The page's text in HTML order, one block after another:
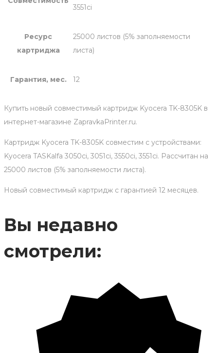
3551ci
Ресурс
картриджа
25000 листов (5% заполняемости
листа)
Гарантия, мес. 12
Купить новый совместимый картридж Kyocera TK-8305K в
интернет-магазине ZapravkaPrinter.ru.
Картридж Kyocera TK-8305K совместим с устройствами:
Kyocera TASKalfa 3050ci, 3051ci, 3550ci, 3551ci. Рассчитан на
25000 листов (5% заполняемости листа).
Новый совместимый картридж с гарантией 12 месяцев.
Вы недавно
смотрели: